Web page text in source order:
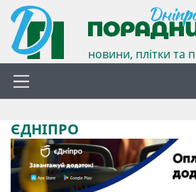
новини, плітки та
ЄДНІПРО